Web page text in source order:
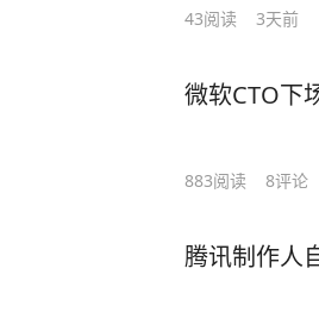
43阅读 3天前
微软CTO下
883阅读 8评论
腾讯制作人